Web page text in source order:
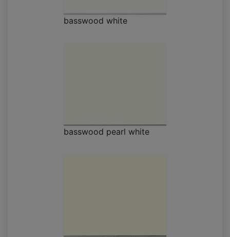
basswood white
basswood pearl white